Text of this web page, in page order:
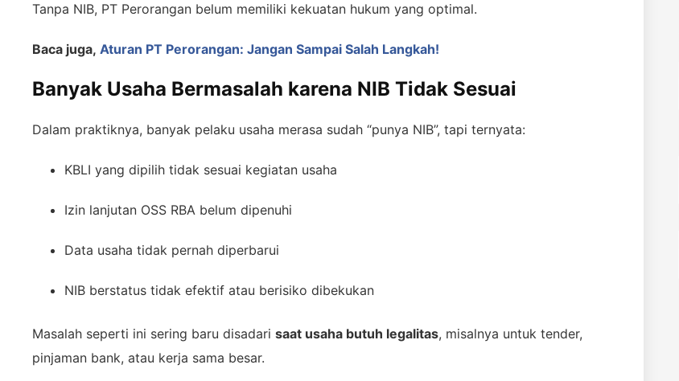
Tanpa NIB, PT Perorangan belum memiliki kekuatan hukum yang optimal.
Baca juga, Aturan PT Perorangan: Jangan Sampai Salah Langkah!
Banyak Usaha Bermasalah karena NIB Tidak Sesuai
Dalam praktiknya, banyak pelaku usaha merasa sudah “punya NIB”, tapi ternyata:
KBLI yang dipilih tidak sesuai kegiatan usaha
Izin lanjutan OSS RBA belum dipenuhi
Data usaha tidak pernah diperbarui
NIB berstatus tidak efektif atau berisiko dibekukan
Masalah seperti ini sering baru disadari saat usaha butuh legalitas, misalnya untuk tender,
pinjaman bank, atau kerja sama besar.